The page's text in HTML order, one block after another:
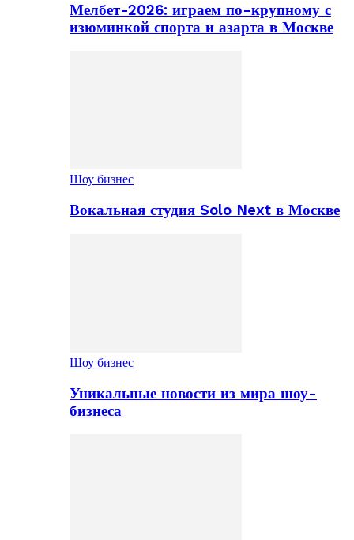
Мелбет-2026: играем по-крупному с
изюминкой спорта и азарта в Москве
Шоу бизнес
Вокальная студия Solo Next в Москве
Шоу бизнес
Уникальные новости из мира шоу-
бизнеса